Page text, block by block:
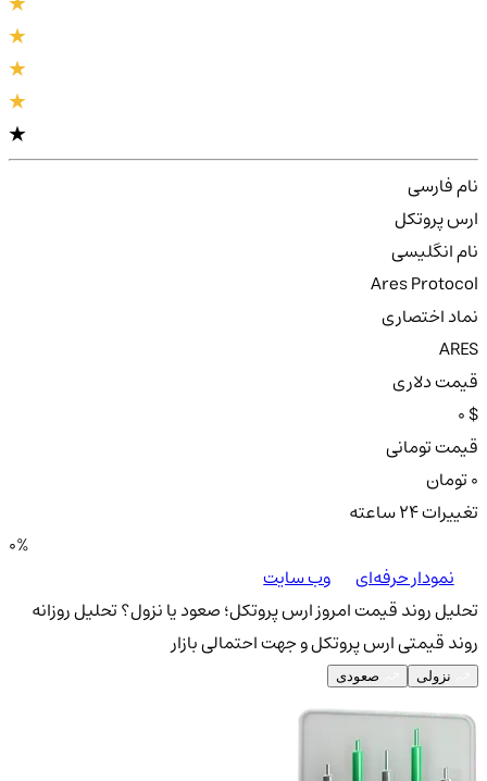
نام فارسی
ارس پروتکل
نام انگلیسی
Ares Protocol
نماد اختصاری
ARES
قیمت دلاری
0 $
قیمت تومانی
تغییرات ۲۴ ساعته
0%
نمودار حرفه‌ای
وب سایت
تحلیل روند قیمت امروز ارس پروتکل؛ صعود یا نزول؟تحلیل روزانه
روند قیمتی ارس پروتکل و جهت احتمالی بازار
نزولی صعودی